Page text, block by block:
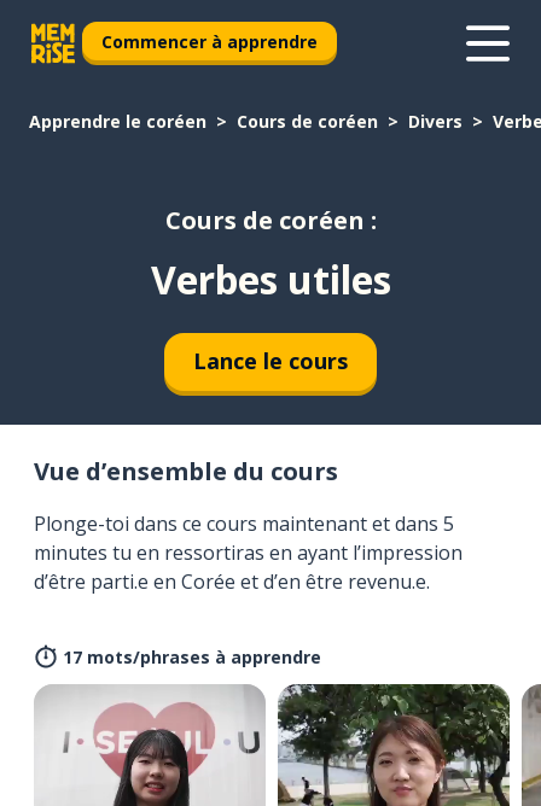
Commencer à apprendre
Apprendre le coréen Cours de coréen Divers
Cours de coréen :
Verbes utiles
Lance le cours
Vue d’ensemble du cours
Plonge-toi dans ce cours maintenant et dans 5
minutes tu en ressortiras en ayant l’impression
d’être parti.e en Corée et d’en être revenu.e.
17 mots/phrases à apprendre